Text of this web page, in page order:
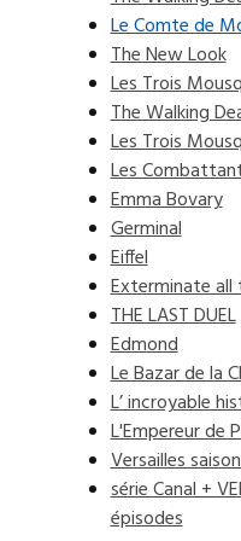
Le Comte de
The New Look
Les Trois
The Walking
Les Trois
Les
Emma Bovary
Germinal
Eiffel
Exterminate all
THE LAST DUEL
Edmond
Le Bazar de la
L’ incroyable
L'Empereur de
Versailles
série Canal +
épisodes